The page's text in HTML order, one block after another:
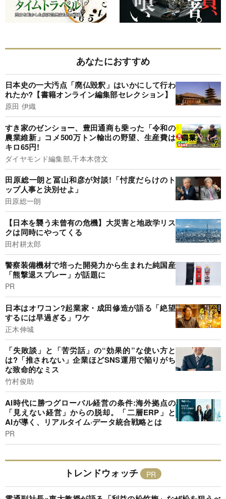
あなたにおすすめ
日本史の一大汚点「廃仏毀釈」はいかにして行わ
れたか?【書籍オンライン編集部セレクション】
原田 伊織
すき家のゼンショー、豊田通商も乗った「令和の
農業維新」コメ500万トン輸出の野望、生産費は
キロ65円!
ダイヤモンド編集部,千本木啓文
田原総一朗と冨山和彦が対談!「忖度だらけのト
ップ人事と決別せよ」
田原総一朗
【日本を襲う未曾有の危機】大災害と地政学リス
クは同時にやってくる
田村耕太郎
警察装備機材で培った開発力から生まれた純国産
「熊撃退スプレー」が話題に
PR
日本はオワコン?起業家・成田修造が語る「絶望
するには早過ぎる」ワケ
正木伸城
「失敗談」と「苦労話」の“効果的”な使い方と
は?「推されない」企業ほどSNS運用で陥りがち
な致命的なミス
竹村俊助
AI時代に勝つグローバル経営の条件:海外拠点の
「見えない経営」からの脱却。「二層ERP」と
AIが導く、リアルタイム·データ統合戦略とは
PR
トレンドウォッチ